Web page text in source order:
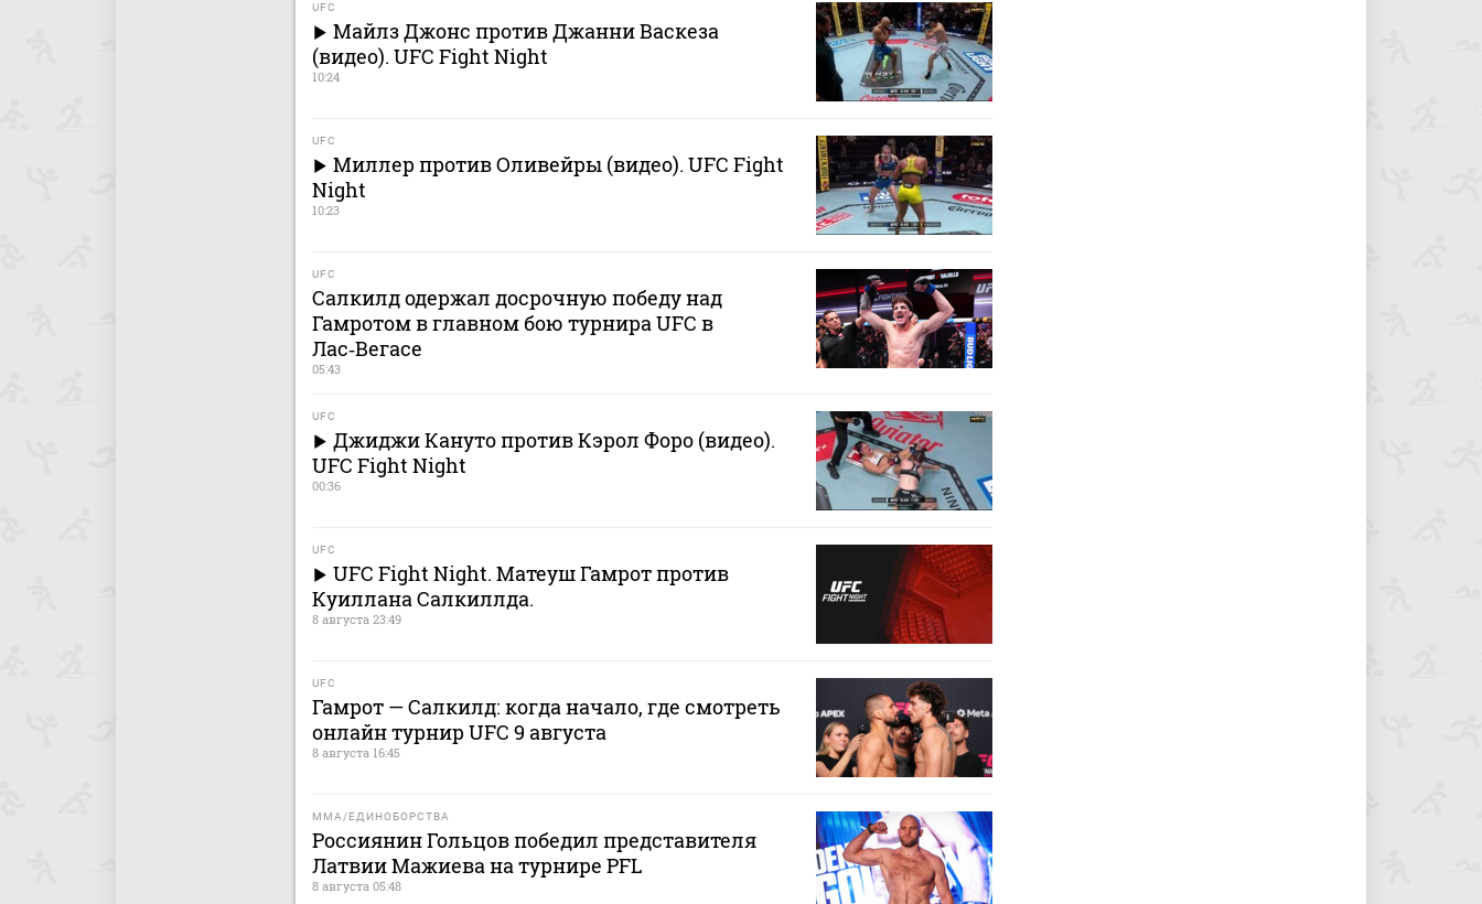
UFC
Майлз Джонс против Джанни Васкеза
(видео). UFC Fight Night
10:24
UFC
Миллер против Оливейры (видео). UFC Fight
Night
10:23
UFC
Салкилд одержал досрочную победу над
Гамротом в главном бою турнира UFC в
Лас‑Вегасе
05:43
UFC
Джиджи Кануто против Кэрол Форо (видео).
UFC Fight Night
00:36
UFC
UFC Fight Night. Матеуш Гамрот против
Куиллана Салкиллда.
8 августа 23:49
UFC
Гамрот — Салкилд: когда начало, где смотреть
онлайн турнир UFC 9 августа
8 августа 16:45
MMA/ЕДИНОБОРСТВА
Россиянин Гольцов победил представителя
Латвии Мажиева на турнире PFL
8 августа 05:48